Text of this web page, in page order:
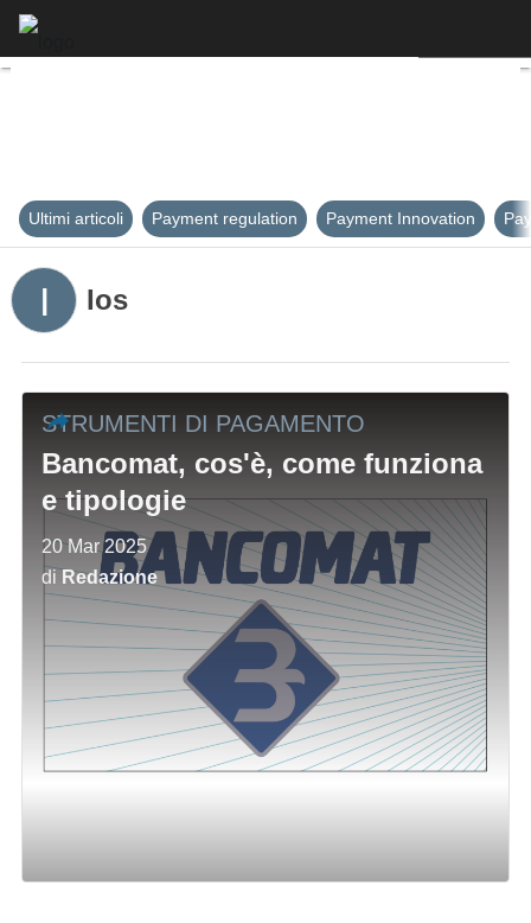
Ultimi articoli Payment regulation Payment Innovation
I Ios
STRUMENTI DI PAGAMENTO
Bancomat, cos'è, come funziona
e tipologie
20 Mar 2025
di Redazione